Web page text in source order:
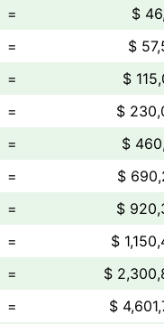
=
$
=
$
=
$
=
$
=
$
=
$
=
$
=
$
=
$
= $